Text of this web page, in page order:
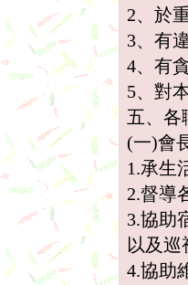
2、於
3、有
4、有
5、對
五、各
(一)會
1.承生
2.督導
3.協助
以及巡
4.協助